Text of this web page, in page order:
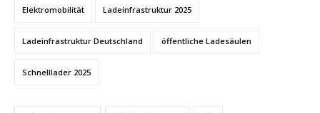
Elektromobilität Ladeinfrastruktur 2025
Ladeinfrastruktur Deutschland öffentliche Ladesäulen
Schnelllader 2025